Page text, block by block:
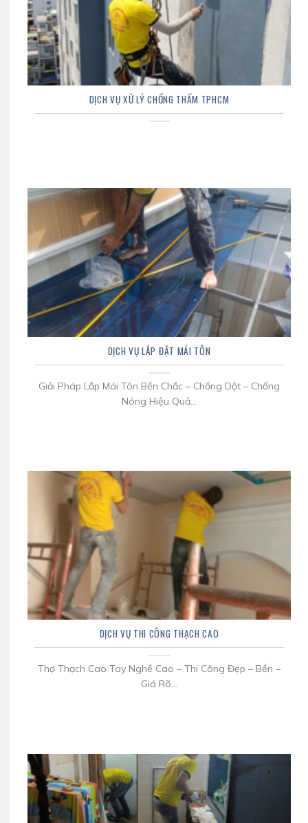
DỊCH VỤ XỬ LÝ CHỐNG THẤM TPHCM
DỊCH VỤ LẮP ĐẶT MÁI TÔN
Giải Pháp Lắp Mái Tôn Bền Chắc – Chống Dột – Chống
Nóng Hiệu Quả...
DỊCH VỤ THI CÔNG THẠCH CAO
Thợ Thạch Cao Tay Nghề Cao – Thi Công Đẹp – Bền –
Giá Rõ...